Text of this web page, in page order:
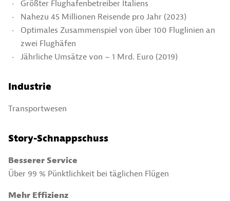
Größter Flughafenbetreiber Italiens
Nahezu 45 Millionen Reisende pro Jahr (2023)
Optimales Zusammenspiel von über 100 Fluglinien an
zwei Flughäfen
Jährliche Umsätze von ~ 1 Mrd. Euro (2019)
Industrie
Transportwesen
Story-Schnappschuss
Besserer Service
Über 99 % Pünktlichkeit bei täglichen Flügen
Mehr Effizienz